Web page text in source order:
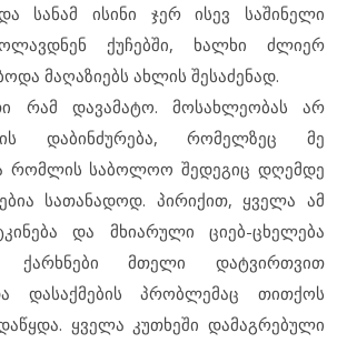
სანამ ისინი ჯერ ისევ საშინელი
ქუჩებში, ხალხი ძლიერ
მაღაზიებს ახლის შესაძენად.
რამ დავამატო. მოსახლეობას არ
დაბინძურება, რომელზეც მე
რომლის საბოლოო შედეგიც დღემდე
სათანადოდ. პირიქით, ყველა ამ
და მხიარული ციებ-ცხელება
მთელი დატვირთვით
დასაქმების პრობლემაც თითქოს
ყველა კუთხეში დამაგრებული